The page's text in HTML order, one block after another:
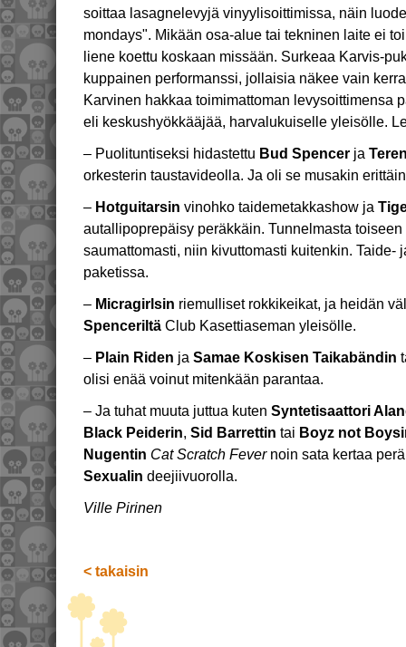
soittaa lasagnelevyjä vinyylisoittimissa, näin
mondays". Mikään osa-alue tai tekninen laite ei
liene koettu koskaan missään. Surkeaa Karvis-
kuppainen performanssi, jollaisia näkee vain
Karvinen hakkaa toimimattoman levysoittimensa
eli keskushyökkääjää, harvalukuiselle yleisölle.
– Puolituntiseksi hidastettu Bud Spencer ja
orkesterin taustavideolla. Ja oli se musakin
– Hotguitarsin vinohko taidemetakkashow ja
autallipoprepäisy peräkkäin. Tunnelmasta
saumattomasti, niin kivuttomasti kuitenkin. Taide-
paketissa.
– Micragirlsin riemulliset rokkikeikat, ja heidän
Spenceriltä Club Kasettiaseman yleisölle.
– Plain Riden ja Samae Koskisen Taikabändin
olisi enää voinut mitenkään parantaa.
– Ja tuhat muuta juttua kuten Syntetisaattori
Black Peiderin, Sid Barrettin tai Boyz not
Nugentin Cat Scratch Fevernoin sata kertaa
Sexualin deejiivuorolla.
Ville Pirinen
< takaisin